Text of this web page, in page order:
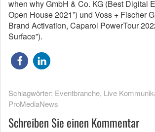
when why GmbH & Co. KG (Best Digital
Open House 2021”) und Voss + Fischer
Brand Activation, Caparol PowerTour
Surface”).
Schlagwörter: Eventbranche, Live
ProMediaNews
Schreiben Sie einen Kommentar